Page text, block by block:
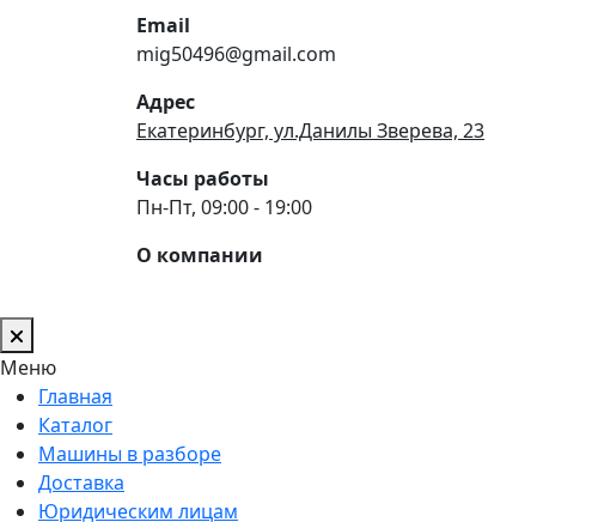
Email
mig50496@gmail.com
Адрес
Екатеринбург, ул.Данилы Зверева, 23
Часы работы
Пн-Пт, 09:00 - 19:00
О компании
Меню
Главная
Каталог
Машины в разборе
Доставка
Юридическим лицам